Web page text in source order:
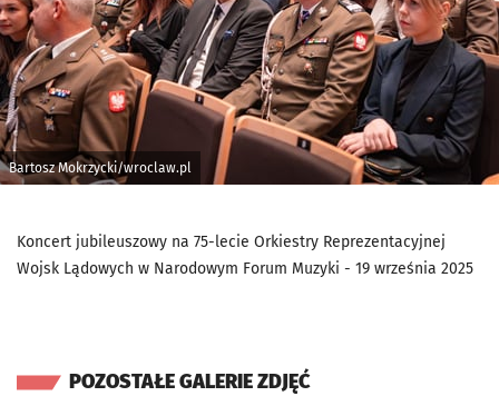
Bartosz Mokrzycki/wroclaw.pl
Koncert jubileuszowy na 75-lecie Orkiestry Reprezentacyjnej
Wojsk Lądowych w Narodowym Forum Muzyki - 19 września 2025
POZOSTAŁE GALERIE ZDJĘĆ